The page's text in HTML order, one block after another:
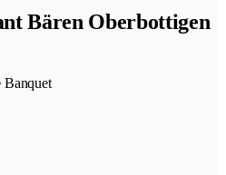
Bären Oberbottigen
Banquet